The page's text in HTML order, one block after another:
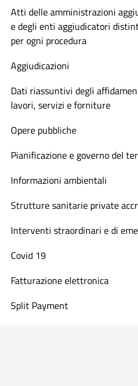
Atti delle amministrazioni
e degli enti aggiudicatori
per ogni procedura
Aggiudicazioni
Dati riassuntivi degli
lavori, servizi e forniture
Opere pubbliche
Pianificazione e governo del
Informazioni ambientali
Strutture sanitarie private
Interventi straordinari e di
Covid 19
Fatturazione elettronica
Split Payment